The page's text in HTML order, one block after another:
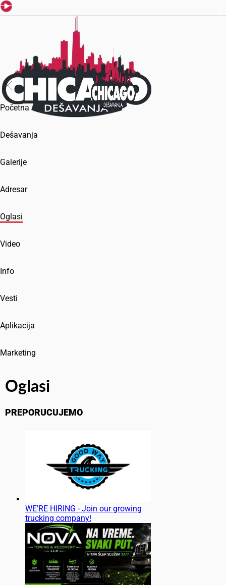
Početna
Dešavanja
Galerije
Adresar
Oglasi
Video
Info
Vesti
Aplikacija
Marketing
Oglasi
PREPORUCUJEMO
WE'RE HIRING - Join our growing
trucking company!